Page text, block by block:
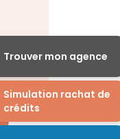
Trouver mon agence
Simulation rachat de
crédits